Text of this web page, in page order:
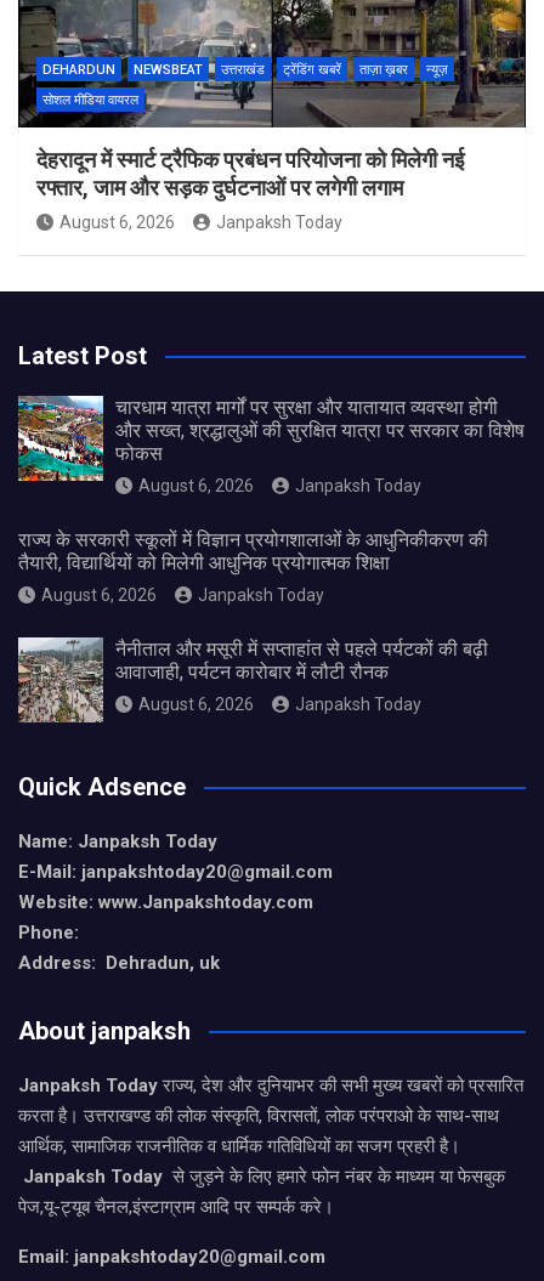
DEHARDUN NEWSBEAT उत्तराखंड ट्रेंडिंग खबरें ताज़ा ख़बर
न्यूज़
सोशल मीडिया वायरल
देहरादून में स्मार्ट ट्रैफिक प्रबंधन परियोजना को मिलेगी नई
रफ्तार, जाम और सड़क दुर्घटनाओं पर लगेगी लगाम
August 6, 2026 Janpaksh Today
Latest Post
चारधाम यात्रा मार्गों पर सुरक्षा और यातायात व्यवस्था होगी
और सख्त, श्रद्धालुओं की सुरक्षित यात्रा पर सरकार का विशेष
फोकस
August 6, 2026 Janpaksh Today
राज्य के सरकारी स्कूलों में विज्ञान प्रयोगशालाओं के आधुनिकीकरण की
तैयारी, विद्यार्थियों को मिलेगी आधुनिक प्रयोगात्मक शिक्षा
August 6, 2026 Janpaksh Today
नैनीताल और मसूरी में सप्ताहांत से पहले पर्यटकों की बढ़ी
आवाजाही, पर्यटन कारोबार में लौटी रौनक
August 6, 2026 Janpaksh Today
Quick Adsence
Name: Janpaksh Today
E-Mail: janpakshtoday20@gmail.com
Website: www.Janpakshtoday.com
Phone:
Address: Dehradun, uk
About janpaksh
Janpaksh Todayराज्य, देश और दुनियाभर की सभी मुख्य खबरों को प्रसारित
करता है। उत्तराखण्ड की लोक संस्कृति, विरासतों, लोक परंपराओ के साथ-साथ
आर्थिक, सामाजिक राजनीतिक व धार्मिक गतिविधियों का सजग प्रहरी है।
Janpaksh Today से जुड़ने के लिए हमारे फोन नंबर के माध्यम या फेसबुक
पेज,यू-ट्यूब चैनल,इंस्टाग्राम आदि पर सम्पर्क करे।
Email: janpakshtoday20@gmail.com